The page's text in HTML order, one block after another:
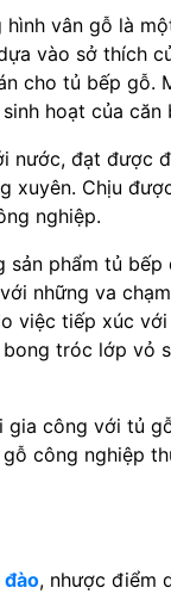
vân gỗ là
vào sở thích
cho tủ bếp gỗ.
hoạt của căn
nước, đạt được
xuyên. Chịu
nghiệp.
phẩm tủ bếp
những va
việc tiếp xúc
tróc lớp vỏ
gia công với tủ
công nghiệp
đào, nhược điểm